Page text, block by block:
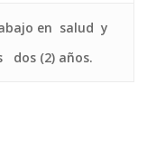
en salud y
dos (2) años.